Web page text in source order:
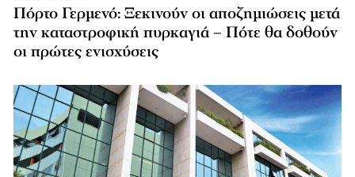
Πόρτο Γερμενό: Ξεκινούν οι αποζημιώσεις μετά
την καταστροφική πυρκαγιά – Πότε θα δοθούν
οι πρώτες ενισχύσεις